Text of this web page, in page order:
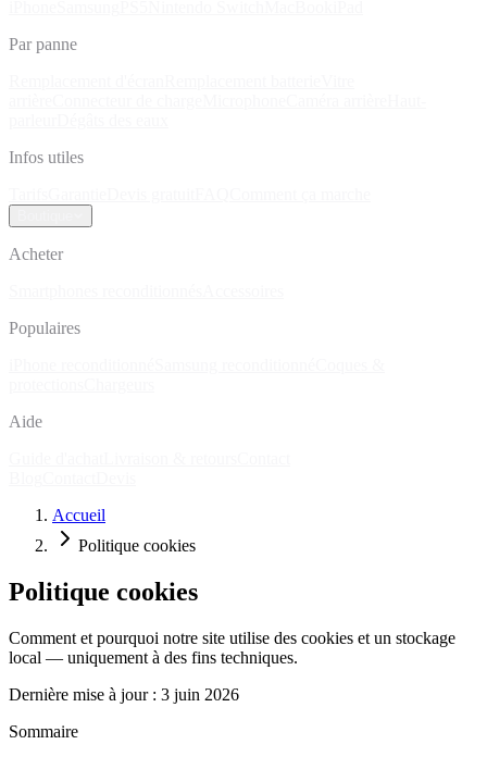
Par panne
Infos utiles
Acheter
Populaires
Aide
Accueil
Politique cookies
Politique cookies
Comment et pourquoi notre site utilise des cookies et un stockage
local — uniquement à des fins techniques.
Dernière mise à jour : 3 juin 2026
Sommaire